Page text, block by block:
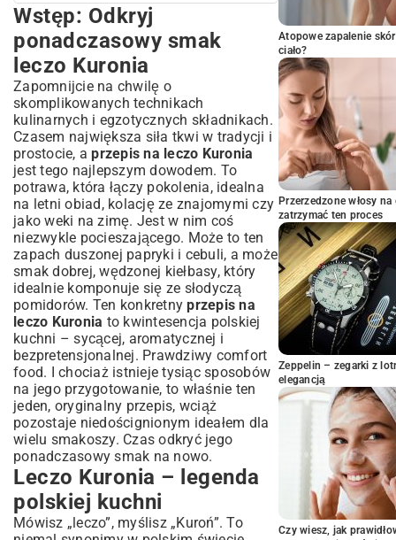
Wstęp: Odkryj ponadczasowy smak
leczo Kuronia
Leczo Kuronia – legenda polskiej kuchni
Kim był Jan Kuroń i dlaczego jego przepis
jest tak wyjątkowy?
Kluczowe składniki leczo Kuronia – serce
smaku
Przepis na leczo Kuronia krok po kroku –
perfekcja w kuchni
Jak przygotować składniki – idealne
proporcje i cięcie
Smażenie i duszenie – osiągnij głębię
smaku
Sekrety doprawiania – wydobądź
maksimum aromatu
Wariacje i inspiracje – jak modyfikować
leczo Kuronia
Leczo Kuronia w wersji wegetariańskiej i
wegańskiej
Wzbogacanie smaku – leczo Kuronia z
mięsnym akcentem
Sezonowe odsłony – leczo na każdą porę
roku
Z czym podawać leczo Kuronia?
Klasyczne i nietypowe połączenia
Tradycyjne dodatki, które podkreślą smak
Odkryj nowe smaki – nietypowe propozycje
serwowania
Najczęściej zadawane pytania o leczo
Wstęp: Odkryj
ponadczasowy smak
leczo Kuronia
Zapomnijcie na chwilę o
skomplikowanych technikach
kulinarnych i egzotycznych składnikach.
Czasem największa siła tkwi w tradycji i
prostocie, aprzepis na leczo Kuronia
jest tego najlepszym dowodem. To
potrawa, która łączy pokolenia, idealna
na letni obiad, kolację ze znajomymi czy
jako weki na zimę. Jest w nim coś
niezwykle pocieszającego. Może to ten
zapach duszonej papryki i cebuli, a może
smak dobrej, wędzonej kiełbasy, który
idealnie komponuje się ze słodyczą
pomidorów. Ten konkretnyprzepis na
leczo Kuronia to kwintesencja polskiej
kuchni – sycącej, aromatycznej i
bezpretensjonalnej. Prawdziwy comfort
food. I chociaż istnieje tysiąc sposobów
na jego przygotowanie, to właśnie ten
jeden, oryginalny przepis, wciąż
pozostaje niedoścignionym ideałem dla
wielu smakoszy. Czas odkryć jego
ponadczasowy smak na nowo.
Leczo Kuronia – legenda
polskiej kuchni
Mówisz „leczo”, myślisz „Kuroń”. To
Atopowe zapalenie
ciało?
Przerzedzone włosy
zatrzymać ten proces
Zeppelin – zegarki z
elegancją
Czy wiesz, jak